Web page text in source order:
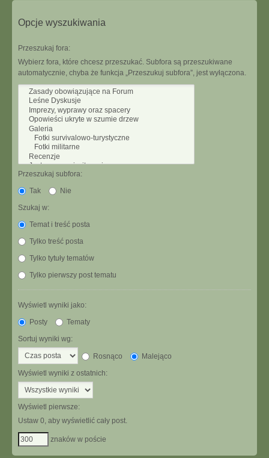
Opcje wyszukiwania
Przeszukaj fora:
Wybierz fora, które chcesz przeszukać. Subfora są przeszukiwane
automatycznie, chyba że funkcja „Przeszukuj subfora”, jest wyłączona.
Przeszukaj subfora:
Tak
Nie
Szukaj w:
Temat i treść posta
Tylko treść posta
Tylko tytuły tematów
Tylko pierwszy post tematu
Wyświetl wyniki jako:
Posty
Tematy
Sortuj wyniki wg:
Rosnąco
Malejąco
Wyświetl wyniki z ostatnich:
Wyświetl pierwsze:
Ustaw 0, aby wyświetlić cały post.
znaków w poście